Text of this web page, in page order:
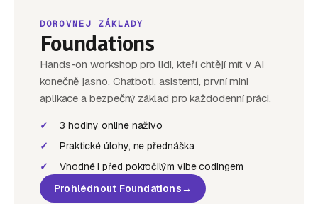
DOROVNEJ ZÁKLADY
Foundations
Hands-on workshop pro lidi, kteří chtějí mít v AI
konečně jasno. Chatboti, asistenti, první mini
aplikace a bezpečný základ pro každodenní práci.
✓
3 hodiny online naživo
✓
Praktické úlohy, ne přednáška
✓
Vhodné i před pokročilým vibe codingem
Prohlédnout Foundations→